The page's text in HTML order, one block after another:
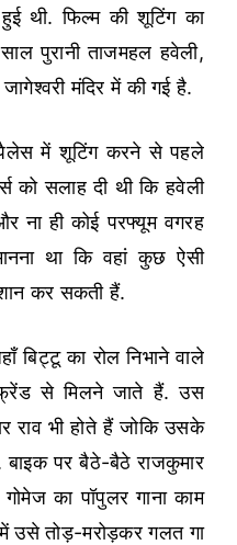
थी. फिल्म की शूटिंग का
पुरानी ताजमहल हवेली,
मंदिर में की गई है.
पैलेस में शूटिंग करने से पहले
को सलाह दी थी कि हवेली
ना ही कोई परफ्यूम वगरह
था कि वहां कुछ ऐसी
कर सकती हैं.
बिट्टू का रोल निभाने वाले
से मिलने जाते हैं. उस
राव भी होते हैं जोकि उसके
पर बैठे-बैठे राजकुमार
का पॉपुलर गाना काम
उसे तोड़-मरोड़कर गलत गा